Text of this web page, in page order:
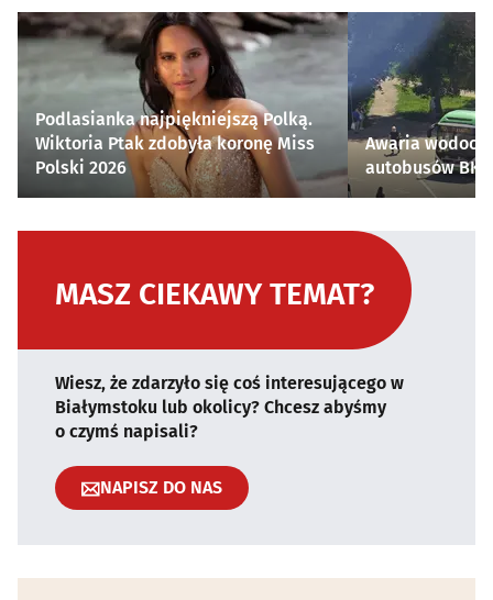
Podlasianka najpiękniejszą Polką.
Wiktoria Ptak zdobyła koronę Miss
Polski 2026
Awaria
autobusów
MASZ CIEKAWY TEMAT?
Wiesz, że zdarzyło się coś interesującego w
Białymstoku lub okolicy? Chcesz abyśmy
o czymś napisali?
NAPISZ DO NAS